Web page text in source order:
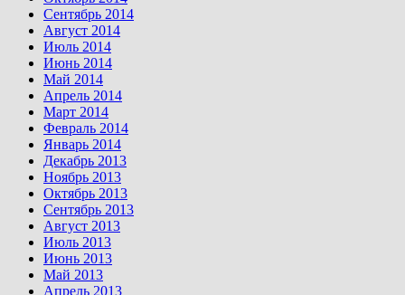
Сентябрь 2014
Август 2014
Июль 2014
Июнь 2014
Май 2014
Апрель 2014
Март 2014
Февраль 2014
Январь 2014
Декабрь 2013
Ноябрь 2013
Октябрь 2013
Сентябрь 2013
Август 2013
Июль 2013
Июнь 2013
Май 2013
Апрель 2013